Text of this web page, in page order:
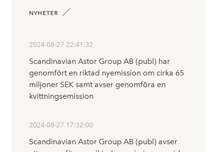
NYHETER
2024-08-27 22:41:32
Scandinavian Astor Group AB (publ) har
genomfört en riktad nyemission om cirka 65
miljoner SEK samt avser genomföra en
kvittningsemission
2024-08-27 17:32:00
Scandinavian Astor Group AB (publ) avser